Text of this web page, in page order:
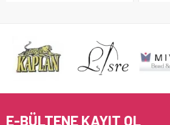
E-BÜLTENE KAYIT OL